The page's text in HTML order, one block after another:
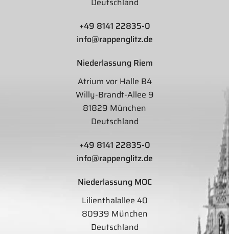
+49 8141 22835-0
info@rappenglitz.de
Niederlassung Riem
Atrium vor Halle B4
Willy-Brandt-Allee 9
81829 München
Deutschland
+49 8141 22835-0
info@rappenglitz.de
Niederlassung MOC
Lilienthalallee 40
80939 München
Deutschland